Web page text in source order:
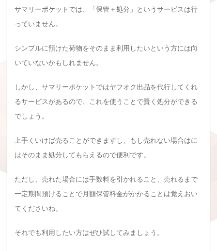
サマリーポケットでは、「保管＋処分」というサービスは行
っていません。
シンプルに預けた荷物をそのまま利用したいという方には向
いていないかもしれません。
しかし、サマリーポケットではヤフオク出品を代行してくれ
るサービスがあるので、これを使うことで賢く処分ができる
でしょう。
上手くいけば売ることができますし、もし売れない場合はに
はそのまま処分してもらえるので便利です。
ただし、売れた場合には手数料を引かれること、売れるまで
一定期間預けることで月額保管料金がかかることは覚えおい
てくださいね。
それでも利用したい方はぜひ試してみましょう。